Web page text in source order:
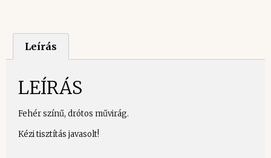
Leírás
LEÍRÁS
Fehér színű, drótos művirág.
Kézi tisztítás javasolt!